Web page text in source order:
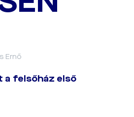
Ernő
a felsőház első